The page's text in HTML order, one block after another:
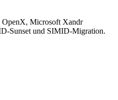
OpenX, Microsoft Xandr
Sunset und SIMID-Migration.